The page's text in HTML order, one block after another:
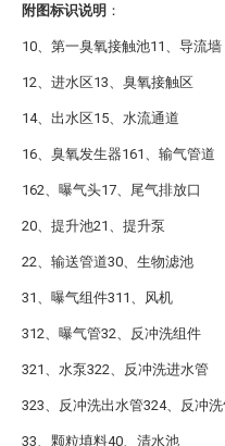
附图标识说明 ：
10、第一臭氧接触池11、导流墙
12、进水区13、臭氧接触区
14、出水区15、水流通道
16、臭氧发生器161、输气管道
162、曝气头17、尾气排放口
20、提升池21、提升泵
22、输送管道30、生物滤池
31、曝气组件311、风机
312、曝气管32、反冲洗组件
321、水泵322、反冲洗进水管
323、反冲洗出水管324、反冲
33、颗粒填料40、清水池